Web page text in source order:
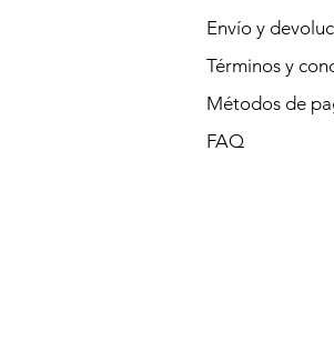
Envío y
Términos y
Métodos de
FAQ